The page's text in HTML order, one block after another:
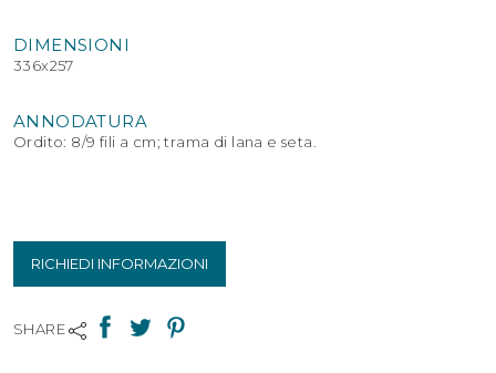
DIMENSIONI
336x257
ANNODATURA
Ordito: 8/9 fili a cm; trama di lana e seta.
RICHIEDI INFORMAZIONI
SHARE